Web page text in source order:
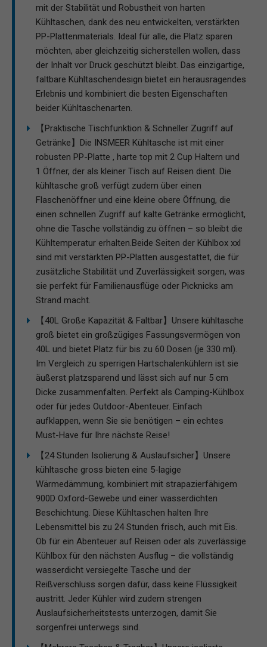
mit der Stabilität und Robustheit von harten
Kühltaschen, dank des neu entwickelten, verstärkten
PP-Plattenmaterials. Ideal für alle, die Platz sparen
möchten, aber gleichzeitig sicherstellen wollen, dass
der Inhalt vor Druck geschützt bleibt. Das einzigartige,
faltbare Kühltaschendesign bietet ein herausragendes
Erlebnis und kombiniert die besten Eigenschaften
beider Kühltaschenarten.
【Praktische Tischfunktion & Schneller Zugriff auf
Getränke】Die INSMEER Kühltasche ist mit einer
robusten PP-Platte , harte top mit 2 Cup Haltern und
1 Öffner, der als kleiner Tisch auf Reisen dient. Die
kühltasche groß verfügt zudem über einen
Flaschenöffner und eine kleine obere Öffnung, die
einen schnellen Zugriff auf kalte Getränke ermöglicht,
ohne die Tasche vollständig zu öffnen – so bleibt die
Kühltemperatur erhalten.Beide Seiten der Kühlbox xxl
sind mit verstärkten PP-Platten ausgestattet, die für
zusätzliche Stabilität und Zuverlässigkeit sorgen, was
sie perfekt für Familienausflüge oder Picknicks am
Strand macht.
【40L Große Kapazität & Faltbar】Unsere kühltasche
groß bietet ein großzügiges Fassungsvermögen von
40L und bietet Platz für bis zu 60 Dosen (je 330 ml).
Im Vergleich zu sperrigen Hartschalenkühlern ist sie
äußerst platzsparend und lässt sich auf nur 5 cm
Dicke zusammenfalten. Perfekt als Camping-Kühlbox
oder für jedes Outdoor-Abenteuer. Einfach
aufklappen, wenn Sie sie benötigen – ein echtes
Must-Have für Ihre nächste Reise!
【24 Stunden Isolierung & Auslaufsicher】Unsere
kühltasche gross bieten eine 5-lagige
Wärmedämmung, kombiniert mit strapazierfähigem
900D Oxford-Gewebe und einer wasserdichten
Beschichtung. Diese Kühltaschen halten Ihre
Lebensmittel bis zu 24 Stunden frisch, auch mit Eis.
Ob für ein Abenteuer auf Reisen oder als zuverlässige
Kühlbox für den nächsten Ausflug – die vollständig
wasserdicht versiegelte Tasche und der
Reißverschluss sorgen dafür, dass keine Flüssigkeit
austritt. Jeder Kühler wird zudem strengen
Auslaufsicherheitstests unterzogen, damit Sie
sorgenfrei unterwegs sind.